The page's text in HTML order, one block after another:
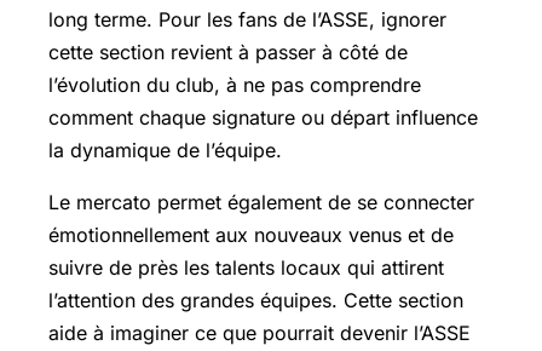
long terme. Pour les fans de l’ASSE, ignorer
cette section revient à passer à côté de
l’évolution du club, à ne pas comprendre
comment chaque signature ou départ influence
la dynamique de l’équipe.
Le mercato permet également de se connecter
émotionnellement aux nouveaux venus et de
suivre de près les talents locaux qui attirent
l’attention des grandes équipes. Cette section
aide à imaginer ce que pourrait devenir l’ASSE